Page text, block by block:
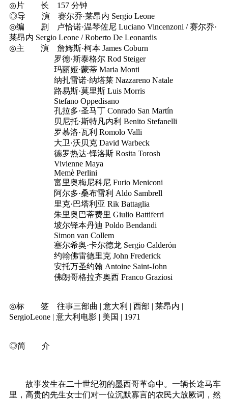
◎片 长 157 分钟
◎导 演 赛尔乔·莱昂内 Sergio Leone
◎编 剧 卢恰诺·温琴佐尼 Luciano Vincenzoni / 赛尔乔·
莱昂内 Sergio Leone / Roberto De Leonardis
◎主 演 詹姆斯·柯本 James Coburn
罗德·斯泰格尔 Rod Steiger
玛丽娅·蒙蒂 Maria Monti
纳扎雷诺·纳塔莱 Nazzareno Natale
路易斯·莫里斯 Luis Morris
Stefano Oppedisano
孔拉多·圣马丁 Conrado San Martín
贝尼托·斯特凡内利 Benito Stefanelli
罗慕洛·瓦利 Romolo Valli
大卫·沃贝克 David Warbeck
德罗热达·铎洛斯 Rosita Torosh
Vivienne Maya
Memè Perlini
富里奥梅尼科尼 Furio Meniconi
阿尔多·桑布雷利 Aldo Sambrell
里克·巴塔利亚 Rik Battaglia
朱里奥巴蒂费里 Giulio Battiferri
坡尔铎本丹迪 Poldo Bendandi
Simon van Collem
塞尔希奥·卡尔德龙 Sergio Calderón
约翰佛雷德里克 John Frederick
安托万圣约翰 Antoine Saint-John
佛朗哥格拉齐奥西 Franco Graziosi
◎标 签 往事三部曲 | 意大利 | 西部 | 莱昂内 |
SergioLeone | 意大利电影 | 美国 | 1971
◎简 介
故事发生在二十世纪初的墨西哥革命中。一辆长途马车
里，高贵的先生女士们对一位沉默寡言的农民大放厥词，然